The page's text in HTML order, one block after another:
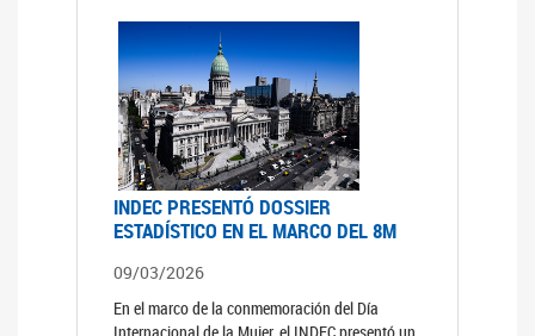
INDEC PRESENTÓ DOSSIER
ESTADÍSTICO EN EL MARCO DEL 8M
09/03/2026
En el marco de la conmemoración del Día